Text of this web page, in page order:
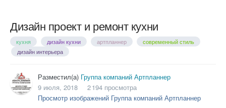
Дизайн проект и ремонт кухни
кухня дизайн кухни артпланнер
современный стиль
дизайн интерьера
Разместил(а) Группа компаний Артпланнер
9 июля, 2018
2 194 просмотра
Просмотр изображений Группа компаний Артпланнер